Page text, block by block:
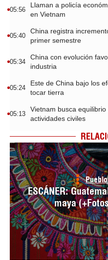
05:56
Llaman a policía
en Vietnam
05:40
China registra
primer semestre
05:34
China con evolución
industria
05:24
Este de China bajo los
tocar tierra
05:13
Vietnam busca
actividades civiles
ESCÁNER:
maya